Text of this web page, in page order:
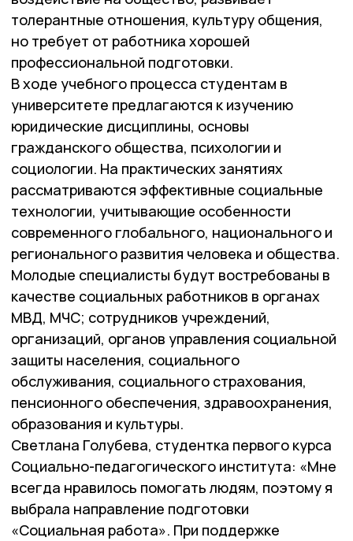
толерантные отношения, культуру общения,
но требует от работника хорошей
профессиональной подготовки.
В ходе учебного процесса студентам в
университете предлагаются к изучению
юридические дисциплины, основы
гражданского общества, психологии и
социологии. На практических занятиях
рассматриваются эффективные социальные
технологии, учитывающие особенности
современного глобального, национального и
регионального развития человека и общества.
Молодые специалисты будут востребованы в
качестве социальных работников в органах
МВД, МЧС; сотрудников учреждений,
организаций, органов управления социальной
защиты населения, социального
обслуживания, социального страхования,
пенсионного обеспечения, здравоохранения,
образования и культуры.
Светлана Голубева, студентка первого курса
Социально-педагогического института: «Мне
всегда нравилось помогать людям, поэтому я
выбрала направление подготовки
«Социальная работа». При поддержке